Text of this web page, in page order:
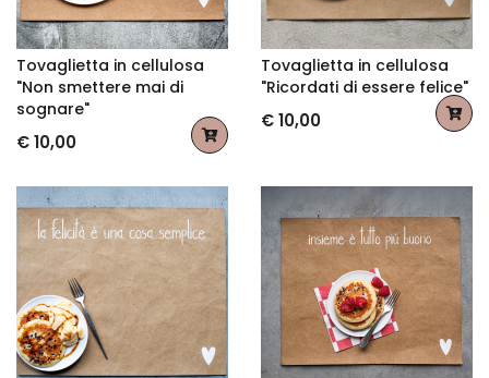
Tovaglietta in cellulosa
"Non smettere mai di
sognare"
€ 10,00
Tovaglietta in cellulosa
"Ricordati di essere felice"
€ 10,00